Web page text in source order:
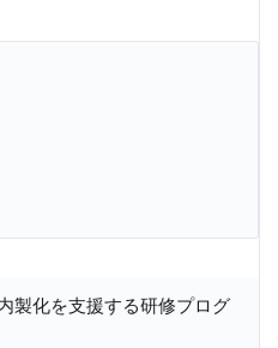
製化を支援する研修プログ